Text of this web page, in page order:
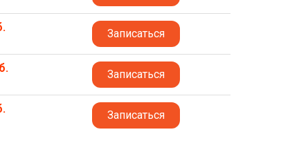
Записаться
Записаться
Записаться